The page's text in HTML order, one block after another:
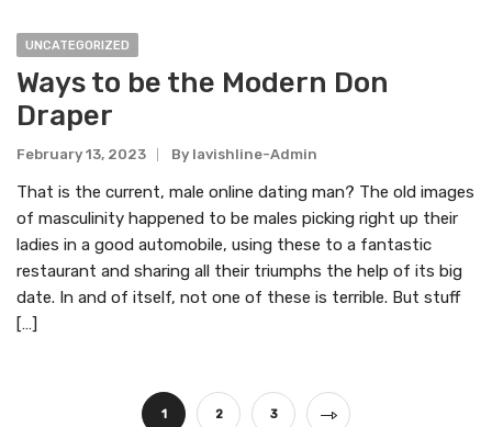
UNCATEGORIZED
Ways to be the Modern Don
Draper
February 13, 2023 By Lavishline-Admin
That is the current, male online dating man? The old images
of masculinity happened to be males picking right up their
ladies in a good automobile, using these to a fantastic
restaurant and sharing all their triumphs the help of its big
date. In and of itself, not one of these is terrible. But stuff
[…]
1 2 3